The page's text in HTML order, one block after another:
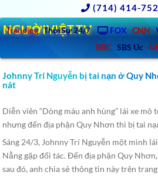
(714) 414-
Trending ThờiSự 24/7 FOX CNN
BBC SBS Úc
NGƯỜIVIỆT.TV
Johnny Trí Nguyễn bị tai nạn ở Quy
nát
Diễn viên “Dòng máu anh hùng” lái xe mô
nhưng đến địa phận Quy Nhơn thì bị tai
Sáng 24/3, Johnny Trí Nguyễn một mình
Nẵng gặp đối tác. Đến địa phận Quy
sau đó, anh chia sẻ thông tin này trên trang